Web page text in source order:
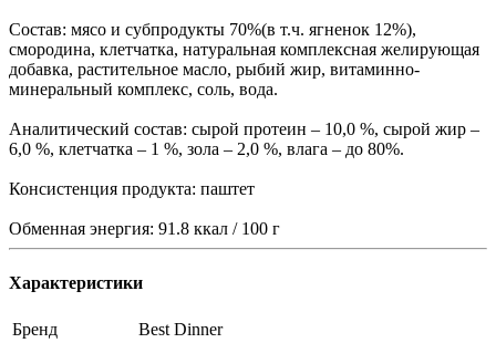
Состав: мясо и субпродукты 70%(в т.ч. ягненок 12%),
смородина, клетчатка, натуральная комплексная желирующая
добавка, растительное масло, рыбий жир, витаминно-
минеральный комплекс, соль, вода.
Аналитический состав: сырой протеин – 10,0 %, сырой жир –
6,0 %, клетчатка – 1 %, зола – 2,0 %, влага – до 80%.
Консистенция продукта: паштет
Обменная энергия: 91.8 ккал / 100 г
Характеристики
Бренд
Best Dinner